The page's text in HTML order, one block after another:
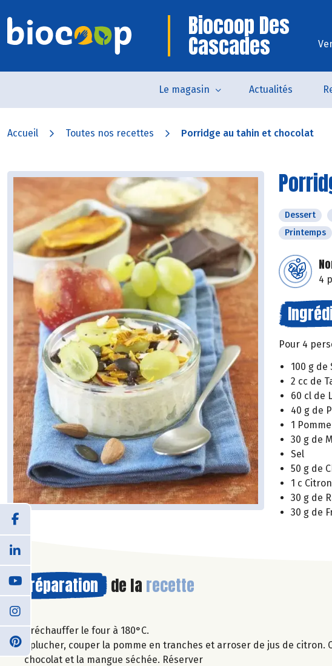
Biocoop Des
Cascades
Le magasin Actualités
Accueil Toutes nos recettes Porridge au tahin et chocolat
Dessert
Printemps
4
Pour 4
100 g de
2 cc de
60 cl de
40 g de
1 Pomme
30 g de
Sel
50 g de
1 c Citron
30 g de
30 g de
Préparation de la recette
Préchauffer le four à 180°C.
Eplucher, couper la pomme en tranches et arroser de jus de
chocolat et la mangue séchée. Réserver